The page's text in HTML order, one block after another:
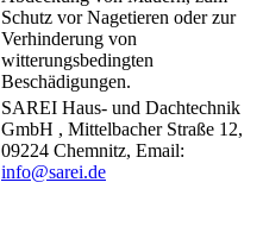
Schutz vor Nagetieren oder zur
Verhinderung von
witterungsbedingten
Beschädigungen.
SAREI Haus- und Dachtechnik
GmbH , Mittelbacher Straße 12,
09224 Chemnitz, Email:
info@sarei.de